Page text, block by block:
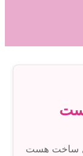
ساخت هست